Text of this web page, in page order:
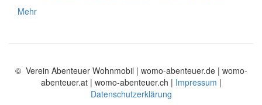
Mehr
© Verein Abenteuer Wohnmobil | womo-abenteuer.de | womo-
abenteuer.at | womo-abenteuer.ch | Impressum |
Datenschutzerklärung